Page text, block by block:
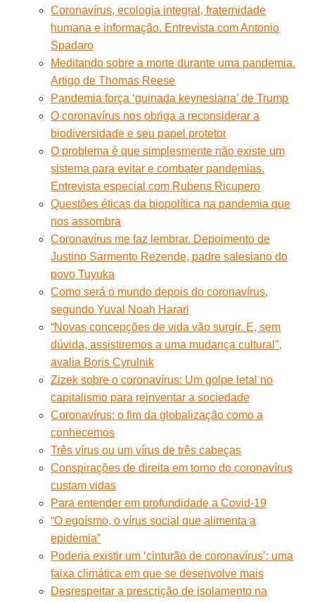
Coronavírus, ecologia integral, fraternidade
humana e informação. Entrevista com Antonio
Spadaro
Meditando sobre a morte durante uma pandemia.
Artigo de Thomas Reese
Pandemia força ‘guinada keynesiana’ de Trump
O coronavírus nos obriga a reconsiderar a
biodiversidade e seu papel protetor
O problema é que simplesmente não existe um
sistema para evitar e combater pandemias.
Entrevista especial com Rubens Ricupero
Questões éticas da biopolítica na pandemia que
nos assombra
Coronavírus me faz lembrar. Depoimento de
Justino Sarmento Rezende, padre salesiano do
povo Tuyuka
Como será o mundo depois do coronavírus,
segundo Yuval Noah Harari
“Novas concepções de vida vão surgir. E, sem
dúvida, assistiremos a uma mudança cultural",
avalia Boris Cyrulnik
Zizek sobre o coronavírus: Um golpe letal no
capitalismo para reinventar a sociedade
Coronavírus: o fim da globalização como a
conhecemos
Três vírus ou um vírus de três cabeças
Conspirações de direita em torno do coronavírus
custam vidas
Para entender em profundidade a Covid-19
“O egoísmo, o vírus social que alimenta a
epidemia”
Poderia existir um ‘cinturão de coronavírus’: uma
faixa climática em que se desenvolve mais
Desrespeitar a prescrição de isolamento na